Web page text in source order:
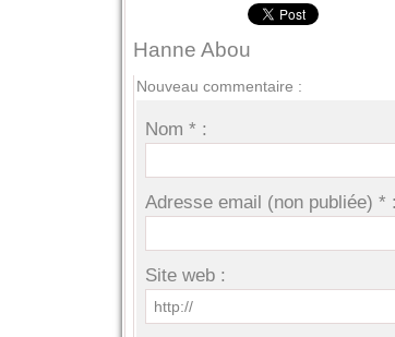
Hanne Abou
Nouveau commentaire :
Nom * :
Adresse email (non publiée) * :
Site web :